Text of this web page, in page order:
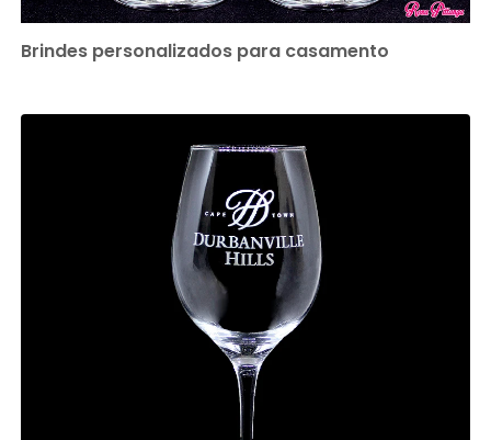
Brindes personalizados para casamento